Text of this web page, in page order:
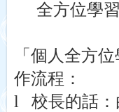
全方位學
「個人全方
作流程：
l
校長的話